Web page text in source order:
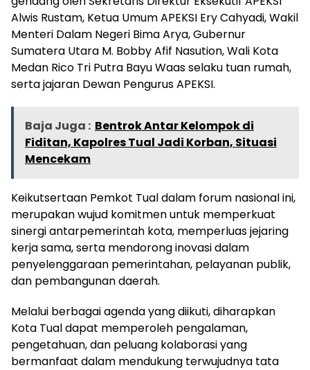
Alwis Rustam, Ketua Umum APEKSI Ery Cahyadi, Wakil
Menteri Dalam Negeri Bima Arya, Gubernur
Sumatera Utara M. Bobby Afif Nasution, Wali Kota
Medan Rico Tri Putra Bayu Waas selaku tuan rumah,
serta jajaran Dewan Pengurus APEKSI.
Baja Juga : Bentrok Antar Kelompok di
Fiditan, Kapolres Tual Jadi Korban, Situasi
Mencekam
Keikutsertaan Pemkot Tual dalam forum nasional ini,
merupakan wujud komitmen untuk memperkuat
sinergi antarpemerintah kota, memperluas jejaring
kerja sama, serta mendorong inovasi dalam
penyelenggaraan pemerintahan, pelayanan publik,
dan pembangunan daerah.
Melalui berbagai agenda yang diikuti, diharapkan
Kota Tual dapat memperoleh pengalaman,
pengetahuan, dan peluang kolaborasi yang
bermanfaat dalam mendukung terwujudnya tata